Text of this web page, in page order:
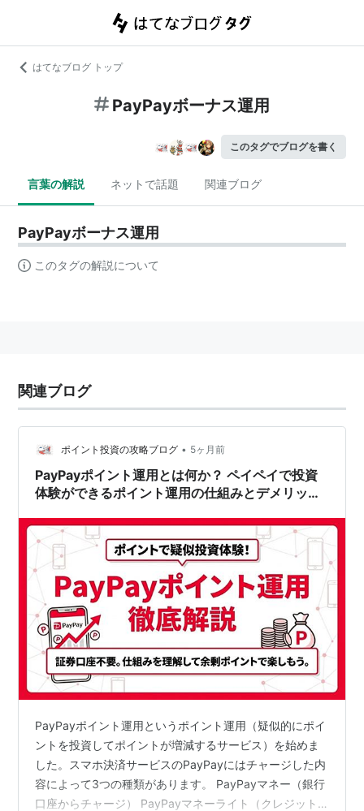
はてなブログ トップ
PayPayボーナス運用
このタグでブログを書く
言葉の解説 ネットで話題 関連ブログ
PayPayボーナス運用
このタグの解説について
関連ブログ
ポイント投資の攻略ブログ • 5ヶ月前
PayPayポイント運用とは何か？ ペイペイで投資
体験ができるポイント運用の仕組みとデメリット
PayPayポイント運用というポイント運用（疑似的にポイ
ントを投資してポイントが増減するサービス）を始めま
した。スマホ決済サービスのPayPayにはチャージした内
容によって3つの種類があります。 PayPayマネー（銀行
口座からチャージ） PayPayマネーライト（クレジット